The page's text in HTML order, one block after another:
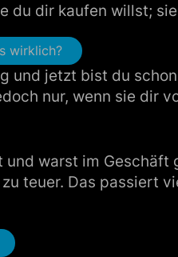
du dir kaufen willst;
wirklich?
und jetzt bist du
nur, wenn sie dir
und warst im
teuer. Das passiert